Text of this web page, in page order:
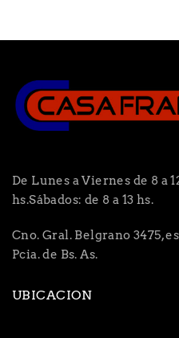
De Lunes a Viernes de 8 a
hs.Sábados: de 8 a 13 hs.
Cno. Gral. Belgrano 3475,
Pcia. de Bs. As.
UBICACION